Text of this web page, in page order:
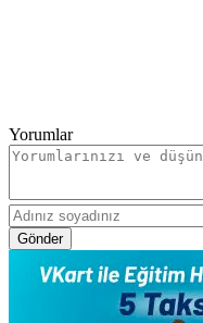
Yorumlar
Gönder